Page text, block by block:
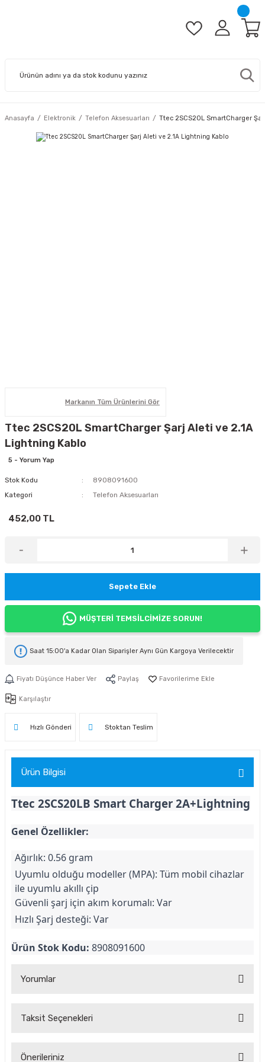
Anasayfa Elektronik Telefon Aksesuarları Ttec 2SCS20L SmartCharger
Markanın Tüm Ürünlerini Gör
Ttec 2SCS20L SmartCharger Şarj Aleti ve 2.1A
Lightning Kablo
5 - Yorum Yap
Stok Kodu
8908091600
Kategori
Telefon Aksesuarları
452,00 TL
Sepete Ekle
MÜŞTERİ TEMSİLCİMİZE SORUN!
Saat 15:00'a Kadar Olan Siparişler Aynı Gün Kargoya Verilecektir
Fiyatı Düşünce Haber Ver Paylaş
Karşılaştır
Hızlı Gönderi Stoktan Teslim
Ürün Bilgisi
Ttec 2SCS20LB Smart Charger 2A+Lightning
Genel Özellikler:
Ağırlık: 0.56 gram
Uyumlu olduğu modeller (MPA): Tüm mobil cihazlar
ile uyumlu akıllı çip
Güvenli şarj için akım korumalı: Var
Hızlı Şarj desteği: Var
Ürün Stok Kodu: 8908091600
Yorumlar
Taksit Seçenekleri
Önerileriniz